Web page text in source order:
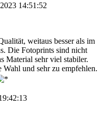
14:51:52
weitaus besser als im
Die Fotoprints sind nicht
Material sehr viel stabiler.
und sehr zu empfehlen.